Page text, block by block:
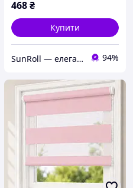
468₴
Купити
SunRoll — елегантність та комфорт у кожному вікні. 94%